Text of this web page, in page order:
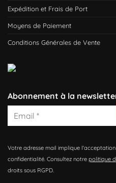
Expédition et Frais de Port
Moyens de Paiement
Conditions Générales de Vente
Abonnement à la
Votre adresse mail implique
confidentialité. Consultez notre politique
droits sous RGPD.